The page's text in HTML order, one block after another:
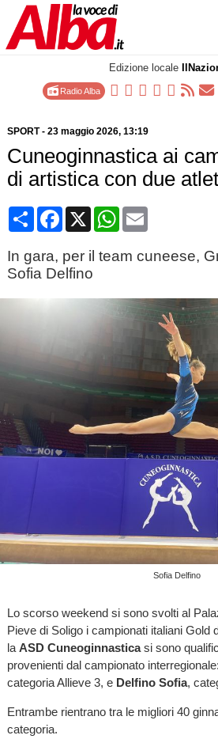
Edizione locale
Radio Alba
SPORT- 23 maggio 2026, 13:19
Cuneoginnastica ai
di artistica con due
CondividiFacebook
X WhatsApp
Email
In gara, per il team cuneese,
Sofia Delfino
Sofia Delfino
Lo scorso weekend si sono svolti al
Pieve di Soligo i campionati italiani Gold
la ASD Cuneoginnasticasi sono
provenienti dal campionato interregionale:
categoria Allieve 3, e Delfino Sofia,
Entrambe rientrano tra le migliori 40
categoria.